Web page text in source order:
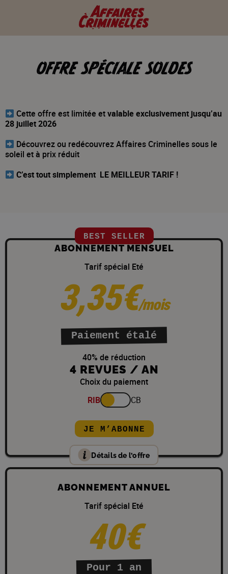
OFFRE SPÉCIALE SOLDES
Cette offre est limitée etvalable exclusivement jusqu’au
28 juillet 2026
Découvrez ou redécouvrez Affaires Criminelles sous le
soleil et à prix réduit
C’est tout simplement LE MEILLEUR TARIF !
BEST SELLER
ABONNEMENT MENSUEL
Tarif spécial Eté
3,35€/mois
Paiement étalé
40% de réduction
4 REVUES / AN
Choix du paiement
RIB
CB
JE M’ABONNE
Détails de l’offre
ABONNEMENT ANNUEL
Tarif spécial Eté
40€
Pour 1 an